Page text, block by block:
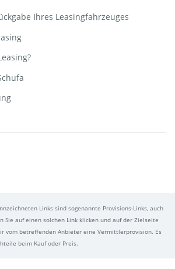
Ihres Leasingfahrzeuges
Links sind sogenannte Provisions-Links, auch
Sie auf einen solchen Link klicken und auf der Zielseite
vom betreffenden Anbieter eine Vermittlerprovision. Es
beim Kauf oder Preis.